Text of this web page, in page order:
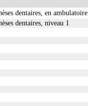
dentaires, en ambulatoire
dentaires, niveau 1